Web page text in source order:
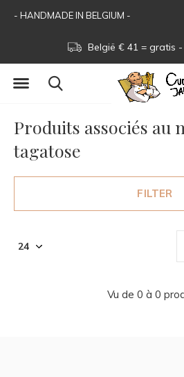
België € 41 = gratis
- HANDMADE IN BELGIUM -
Produits associés au
tagatose
FILTER
Vu de 0 à 0